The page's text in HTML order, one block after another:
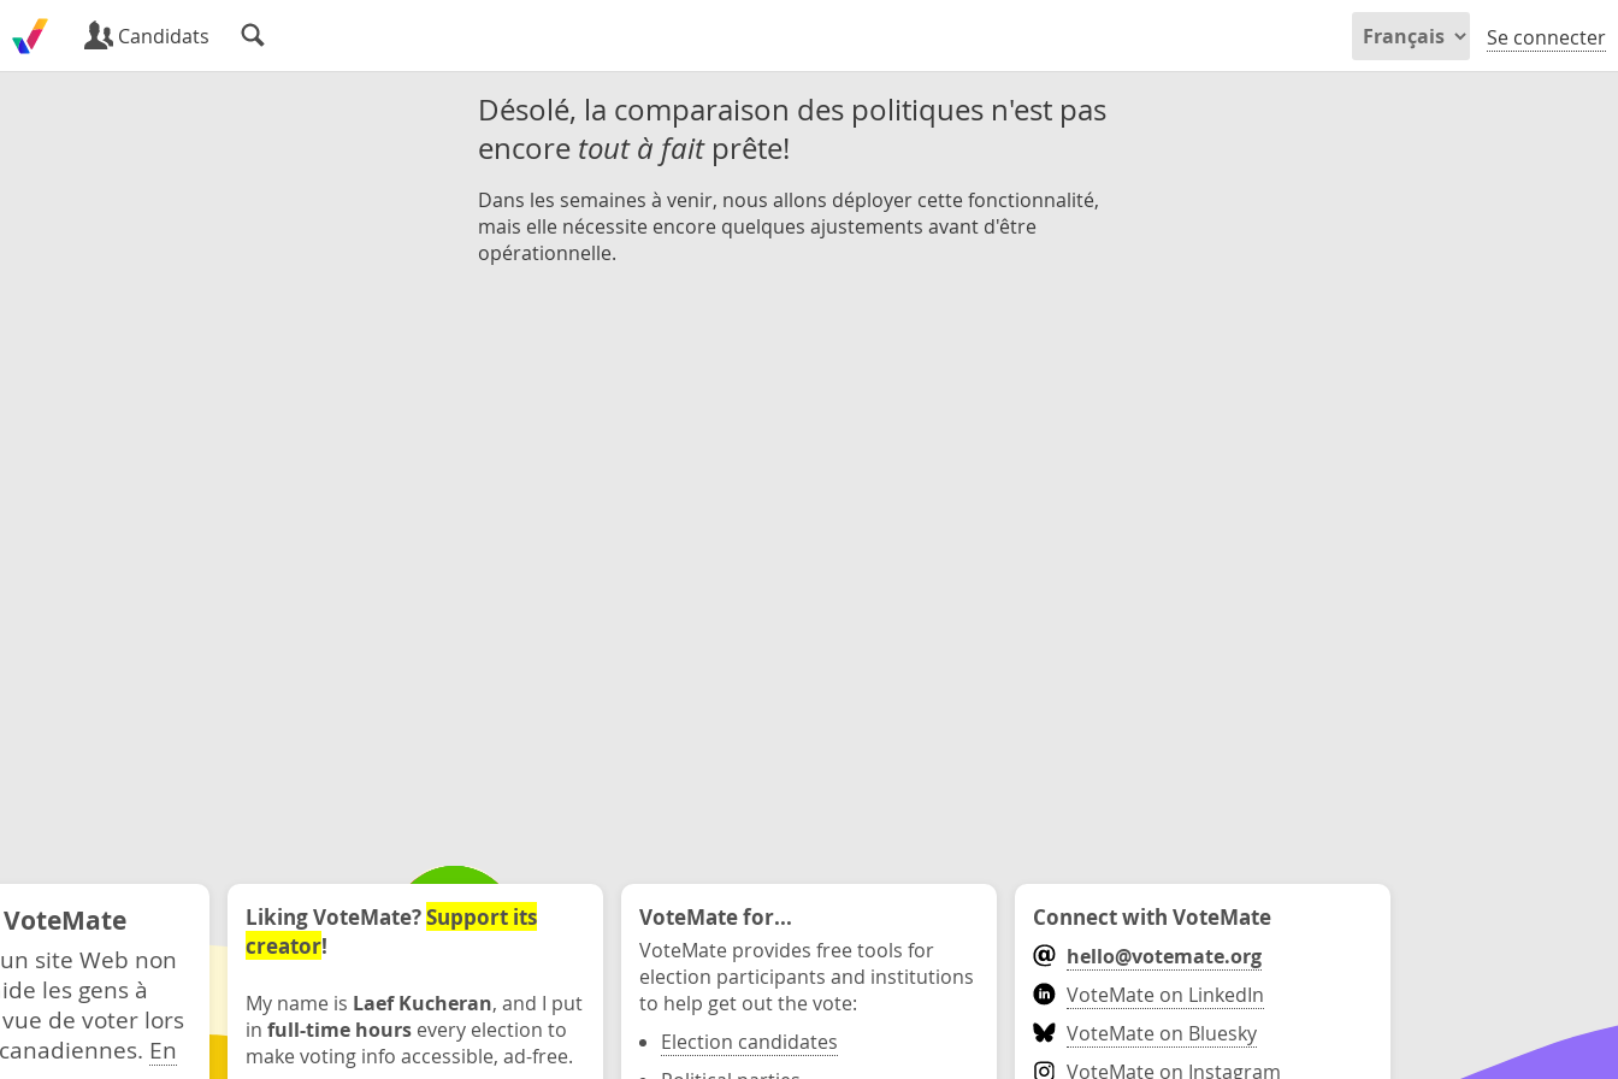
Candidats Se connecter
Désolé, la comparaison des politiques n'est pas
encore tout à faitprête!
Dans les semaines à venir, nous allons déployer cette fonctionnalité,
mais elle nécessite encore quelques ajustements avant d'être
opérationnelle.
site Web non
les gens à
de voter lors
En
Liking VoteMate?Support its
creator!
My name is Laef Kucheran, and I put
in full-time hours every election to
make voting info accessible, ad-free.
VoteMate for...
VoteMate provides free tools for
election participants and institutions
to help get out the vote:
Election candidates
Connect with VoteMate
hello@votemate.org
VoteMate on LinkedIn
VoteMate on Bluesky
VoteMate on Instagram